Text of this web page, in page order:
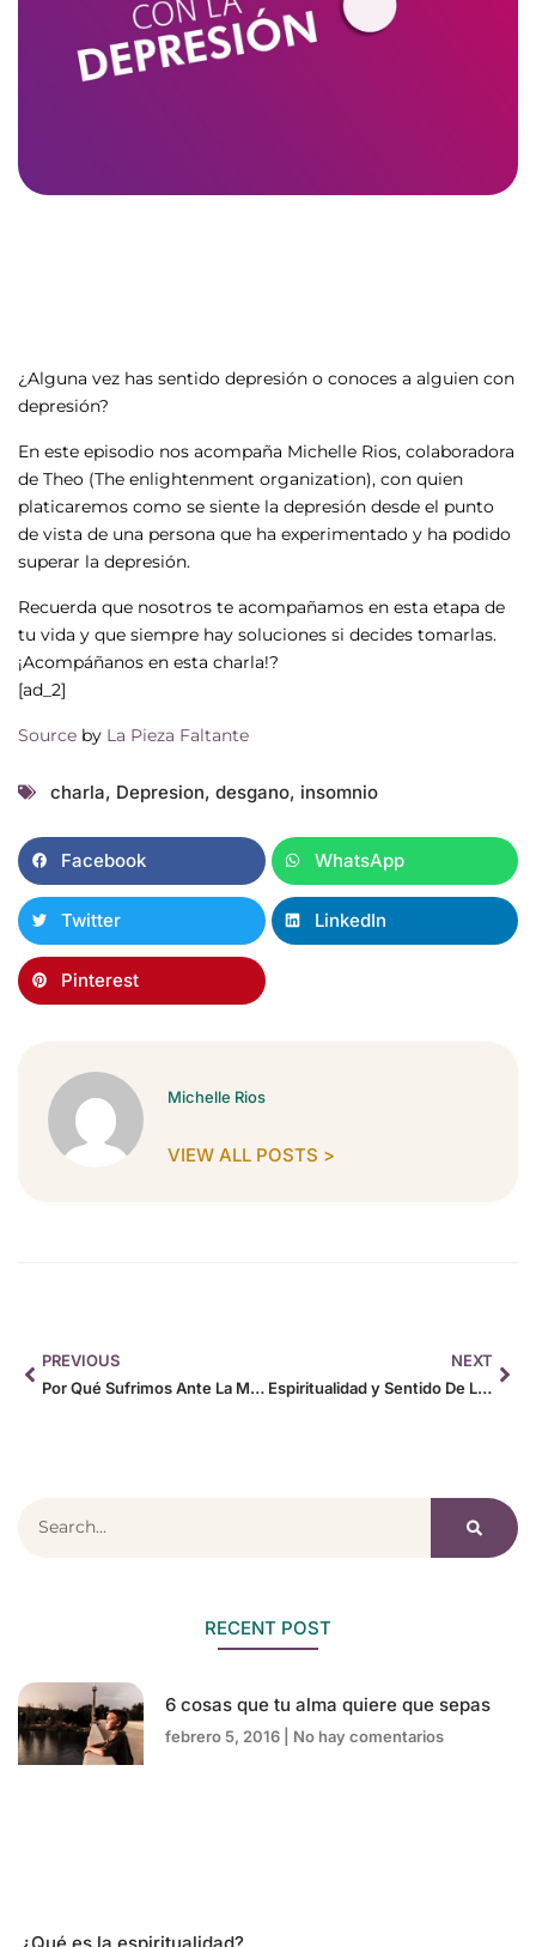
¿Alguna vez has sentido depresión o conoces a alguien con
depresión?
En este episodio nos acompaña Michelle Rios, colaboradora
de Theo (The enlightenment organization), con quien
platicaremos como se siente la depresión desde el punto
de vista de una persona que ha experimentado y ha podido
superar la depresión.
Recuerda que nosotros te acompañamos en esta etapa de
tu vida y que siempre hay soluciones si decides tomarlas.
¡Acompáñanos en esta charla!?
[ad_2]
Source by La Pieza Faltante
charla, Depresion, desgano, insomnio
Facebook WhatsApp
Twitter LinkedIn
Pinterest
Michelle Rios
VIEW ALL POSTS >
PREVIOUS
Por Qué Sufrimos Ante La Muerte De Un Ser Querido
NEXT
Espiritualidad y Sentido De La Vida
RECENT POST
6 cosas que tu alma quiere que sepas
febrero 5, 2016 No hay comentarios